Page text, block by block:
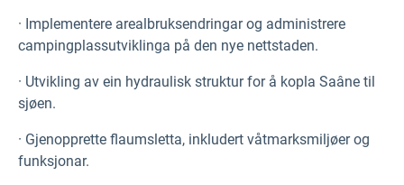
· Implementere arealbruksendringar og administrere
campingplassutviklinga på den nye nettstaden.
· Utvikling av ein hydraulisk struktur for å kopla Saâne til
sjøen.
· Gjenopprette flaumsletta, inkludert våtmarksmiljøer og
funksjonar.